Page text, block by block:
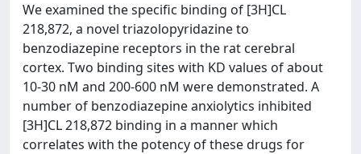
We examined the specific binding of [3H]CL
218,872, a novel triazolopyridazine to
benzodiazepine receptors in the rat cerebral
cortex. Two binding sites with KD values of about
10-30 nM and 200-600 nM were demonstrated. A
number of benzodiazepine anxiolytics inhibited
[3H]CL 218,872 binding in a manner which
correlates with the potency of these drugs for